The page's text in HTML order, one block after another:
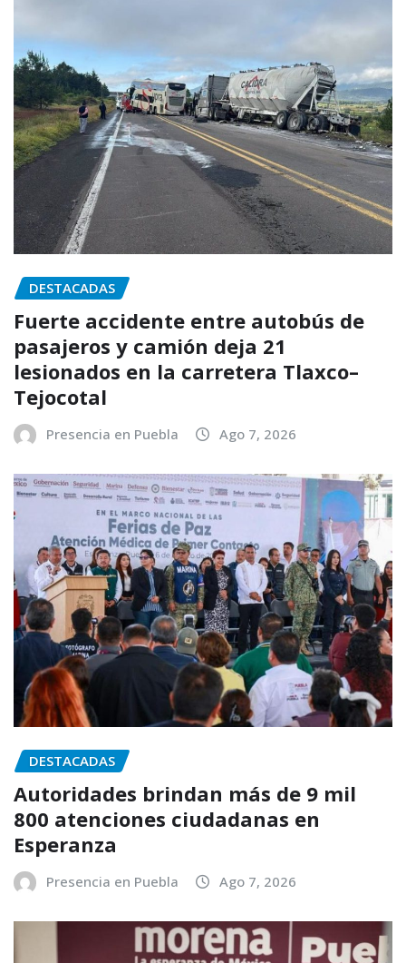
DESTACADAS
Fuerte accidente entre autobús de
pasajeros y camión deja 21
lesionados en la carretera Tlaxco–
Tejocotal
Presencia en Puebla Ago 7, 2026
DESTACADAS
Autoridades brindan más de 9 mil
800 atenciones ciudadanas en
Esperanza
Presencia en Puebla Ago 7, 2026